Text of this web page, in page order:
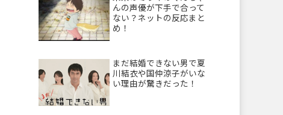
んの声優が下手で合って
ない？ネットの反応まと
め！
まだ結婚できない男で夏
川結衣や国仲涼子がいな
い理由が驚きだった！